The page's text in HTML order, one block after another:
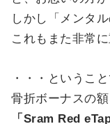
しかし「メンタ
これもまた非常
・・・ということ
骨折ボーナスの額
「Sram Red eTap